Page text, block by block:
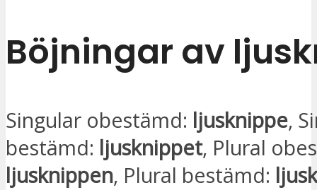
Böjningar av
Singular obestämd: ljusknippe,
bestämd: ljusknippet, Plural
ljusknippen, Plural bestämd: